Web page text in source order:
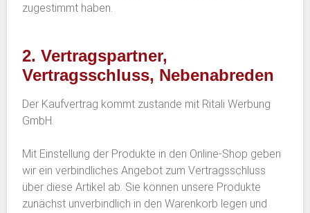
zugestimmt haben.
2. Vertragspartner,
Vertragsschluss, Nebenabreden
Der Kaufvertrag kommt zustande mit Ritali Werbung
GmbH.
Mit Einstellung der Produkte in den Online-Shop geben
wir ein verbindliches Angebot zum Vertragsschluss
über diese Artikel ab. Sie können unsere Produkte
zunächst unverbindlich in den Warenkorb legen und